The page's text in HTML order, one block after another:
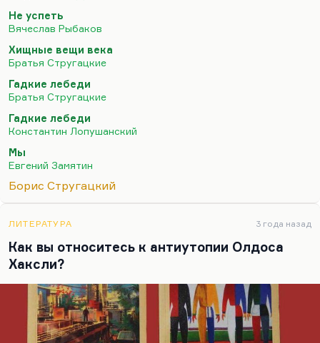
обрубок и кантик) возникает чудовищная
способность управлять миром. И в результате
ресентиментом, с гиперкомпенсацией, доводят
мир до катастрофы. Потому что если
гиперкомпенсации и гипеспособности дать
человеку мстительному и травмированному
глубоко, то миру мало не покажется. В последнее
время я думаю, что эта антиутопия…
Не успеть
Вячеслав Рыбаков
Хищные вещи века
Братья Стругацкие
Гадкие лебеди
Братья Стругацкие
Гадкие лебеди
Константин Лопушанский
Мы
Евгений Замятин
Борис Стругацкий
ЛИТЕРАТУРА 3 года назад
Как вы относитесь к антиутопии Олдоса
Хаксли?